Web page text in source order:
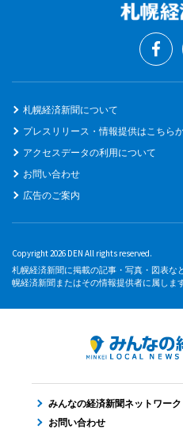
札幌経済新聞について
プレスリリース・情報提供はこちら
アクセスデータの利用について
お問い合わせ
広告のご案内
Copyright 2026 DEN All rights reserved.
札幌経済新聞に掲載の記事・写真・図表な
幌経済新聞またはその情報提供者に属します
みんなの経済新聞ネットワーク
お問い合わせ